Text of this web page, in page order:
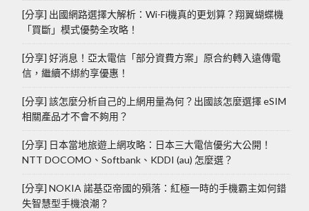
[分享] 出國網路選擇大解析：Wi-Fi機真的更划算？翔翼蝴蝶機
「買斷」模式優勢全攻略！
[分享] 好消息！亞太電信「部分資費方案」原合約轉入遠傳電
信，繼續不綁約享優惠！
[分享] 該怎麼分析自己的上網用量為何？出國該怎麼選擇 eSIM
相關產品才不會不夠用？
[分享] 日本當地旅遊上網攻略：日本三大電信優劣大公開！
NTT DOCOMO、Softbank、KDDI (au) 怎麼選？
[分享] NOKIA 諾基亞帝國的殞落：紅極一時的手機霸主如何錯
失智慧型手機浪潮？